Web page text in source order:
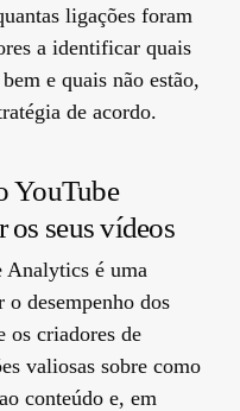
ligações foram
a identificar quais
e quais não estão,
de acordo.
YouTube
os seus vídeos
Analytics é uma
o desempenho dos
os criadores de
valiosas sobre como
conteúdo e, em